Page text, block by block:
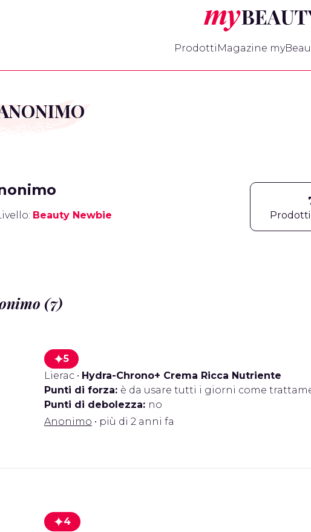
myBeauty
Prodotti Magazine
Beauty Newbie
(7)
5
Lierac • Hydra-Chrono+ Crema Ricca Nutriente
Punti di forza: è da usare tutti i giorni come
Punti di debolezza: no
Anonimo • più di 2 anni fa
4